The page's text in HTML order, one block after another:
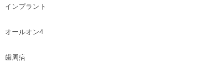
インプラント
オールオン4
歯周病